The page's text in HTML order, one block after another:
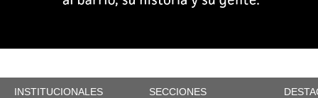
INSTITUCIONALES SECCIONES